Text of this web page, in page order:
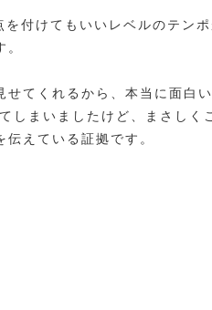
付けてもいいレベルのテン
てくれるから、本当に面白い
しまいましたけど、まさしく
えている証拠です。